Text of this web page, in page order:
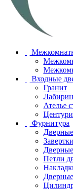
Входные
Гранит
Ателье
Фурнитура
Завертки
Петли